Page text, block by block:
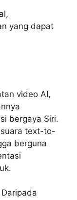
yang dapat
video AI,
bergaya Siri.
text-to-
berguna